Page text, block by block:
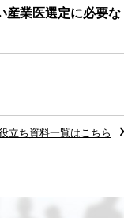
産業医選定に必要な
立ち資料一覧はこちら